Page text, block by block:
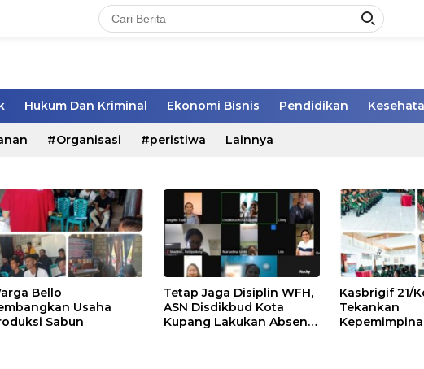
Hukum Dan Kriminal Ekonomi Bisnis Pendidikan
#Organisasi #peristiwa Lainnya
Bello
Usaha
Sabun
Tetap Jaga Disiplin WFH,
ASN Disdikbud Kota
Kupang Lakukan Absen
Kasbrigif 21/
Tekankan